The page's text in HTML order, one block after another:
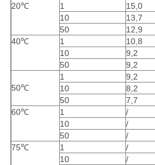
20℃
1 15,0
10
13,7
50
12,9
40℃
1 10,8
10
9,2
50
9,2
50℃
1 9,2
10
8,2
50
7,7
60℃
1 /
10
/
50
/
75℃
1 /
10
/